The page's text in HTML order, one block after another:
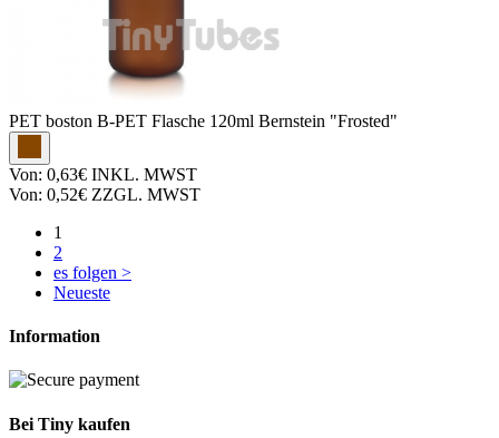
PET boston B-PET Flasche 120ml Bernstein "Frosted"
Von: 0,63€ INKL. MWST
Von: 0,52€ ZZGL. MWST
1
2
es folgen >
Neueste
Information
Bei Tiny kaufen